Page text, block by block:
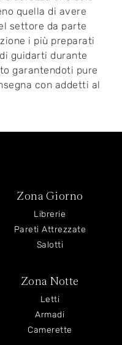
quella di avere
settore da parte
i più preparati
guidarti durante
garantendoti pure
con addetti al
Zona Giorno
Librerie
Pareti Attrezzate
Salotti
Zona Notte
Letti
Armadi
Camerette